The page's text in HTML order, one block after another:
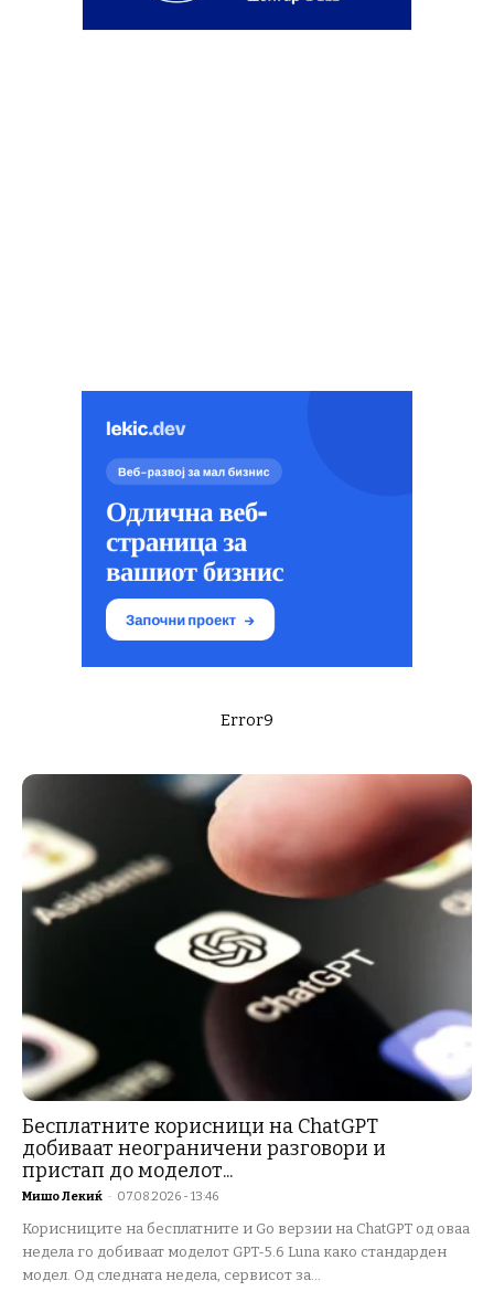
Error9
Бесплатните корисници на ChatGPT
добиваат неограничени разговори и
пристап до моделот...
Мишо Лекиќ - 07.08.2026 - 13:46
Корисниците на бесплатните и Go верзии на ChatGPT од оваа
недела го добиваат моделот GPT-5.6 Luna како стандарден
модел. Од следната недела, сервисот за...